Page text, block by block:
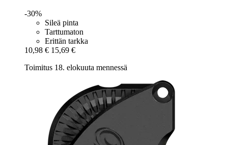
-30%
Sileä pinta
Tarttumaton
Erittän tarkka
10,98 € 15,69 €
Toimitus 18. elokuuta mennessä